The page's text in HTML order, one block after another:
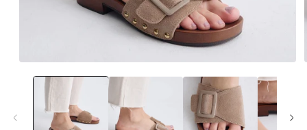
conteúdo
multimédia